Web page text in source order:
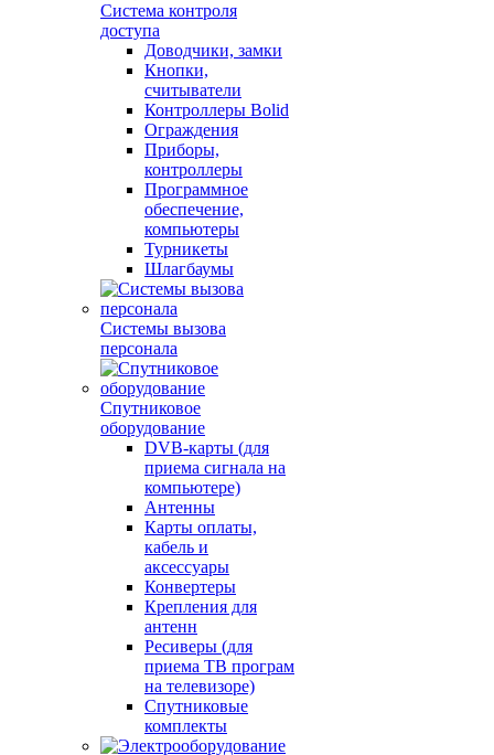
Система контроля
доступа
Доводчики, замки
Кнопки,
считыватели
Контроллеры Bolid
Ограждения
Приборы,
контроллеры
Программное
обеспечение,
компьютеры
Турникеты
Шлагбаумы
Системы вызова
персонала
Спутниковое
оборудование
DVB-карты (для
приема сигнала на
компьютере)
Антенны
Карты оплаты,
кабель и
аксессуары
Конвертеры
Крепления для
антенн
Ресиверы (для
приема ТВ програм
на телевизоре)
Спутниковые
комплекты